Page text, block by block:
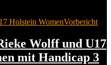
Holstein WomenVorbericht
Wolff und U17
mit Handicap 3